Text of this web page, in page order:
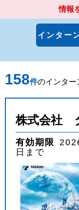
情報
インター
宇多津町
まんのう町
職種を選ぶ
実施月
実施日数を選ぶ
キーワード
158件のインター
株式会社
有効期限
日まで